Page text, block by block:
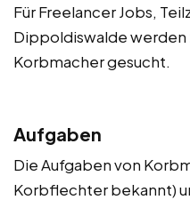
Für Freelancer Jobs,
Dippoldiswalde werden
Korbmacher gesucht.
Aufgaben
Die Aufgaben von
Korbflechter bekannt)